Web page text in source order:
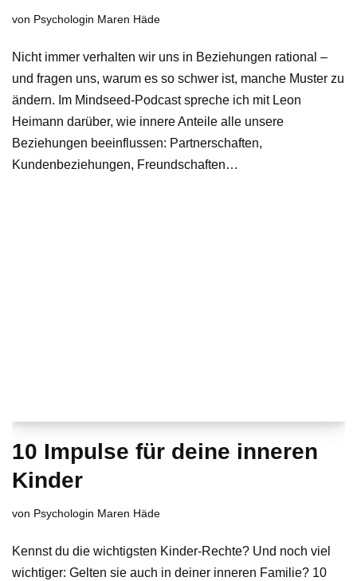
von Psychologin Maren Häde
Nicht immer verhalten wir uns in Beziehungen rational –
und fragen uns, warum es so schwer ist, manche Muster zu
ändern. Im Mindseed-Podcast spreche ich mit Leon
Heimann darüber, wie innere Anteile alle unsere
Beziehungen beeinflussen: Partnerschaften,
Kundenbeziehungen, Freundschaften…
10 Impulse für deine inneren
Kinder
von Psychologin Maren Häde
Kennst du die wichtigsten Kinder-Rechte? Und noch viel
wichtiger: Gelten sie auch in deiner inneren Familie? 10